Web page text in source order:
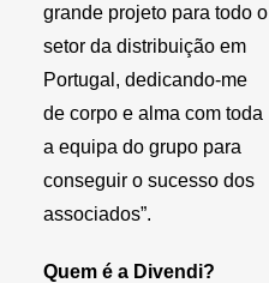
grande projeto para todo o
setor da distribuição em
Portugal, dedicando-me
de corpo e alma com toda
a equipa do grupo para
conseguir o sucesso dos
associados”.
Quem é a Divendi?